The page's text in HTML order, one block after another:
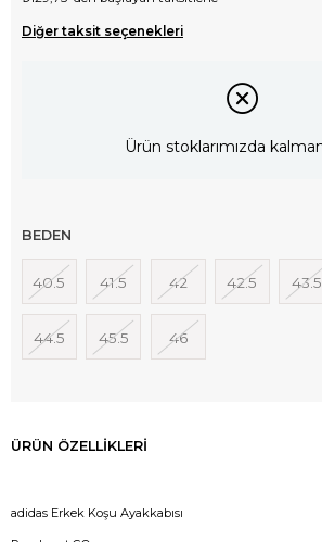
Diğer taksit seçenekleri
Ürün stoklarımızda
BEDEN
40.5 41.5 42 42.5 43.5
44.5 45.5 46
ÜRÜN ÖZELLIKLERI
adidas Erkek Koşu Ayakkabısı